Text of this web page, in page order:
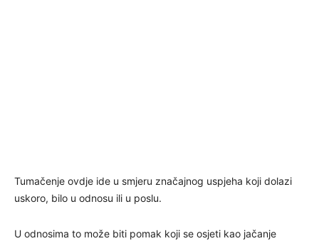
Tumačenje ovdje ide u smjeru značajnog uspjeha koji dolazi
uskoro, bilo u odnosu ili u poslu.
U odnosima to može biti pomak koji se osjeti kao jačanje